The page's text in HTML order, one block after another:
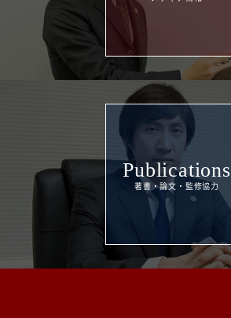
Publications